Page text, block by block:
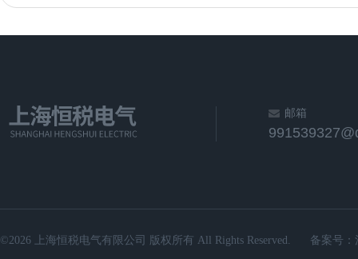
邮箱
©2026 上海恒税电气有限公司 版权所有 All Rights Reserved. 备案号：